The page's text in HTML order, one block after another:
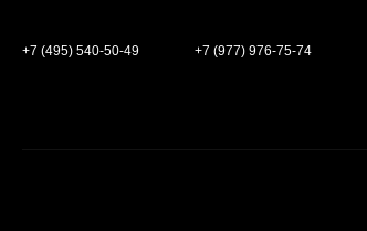
+7 (495) 540-50-49 +7 (977) 976-75-74